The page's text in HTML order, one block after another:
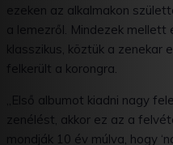
ezeken az alkalmakon
a lemezről. Mindezek
klasszikus, köztük a zenekar
felkerült a korongra.
„Első albumot kiadni nagy
zenélést, akkor ez az a
mondják 10 év múlva, hogy